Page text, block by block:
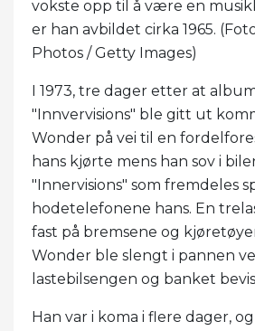
vokste opp til å være en
er han avbildet cirka 1965.
Photos / Getty Images)
I 1973, tre dager etter at
"Innvervisions" ble gitt ut
Wonder på vei til en
hans kjørte mens han sov i
"Innervisions" som fremdeles
hodetelefonene hans. En
fast på bremsene og
Wonder ble slengt i pannen
lastebilsengen og banket
Han var i koma i flere dager,